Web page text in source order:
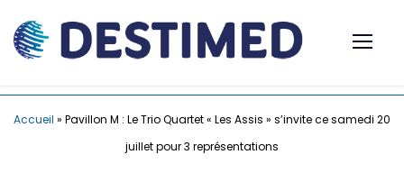
Accueil » Pavillon M : Le Trio Quartet « Les Assis » s’invite ce samedi 20
juillet pour 3 représentations